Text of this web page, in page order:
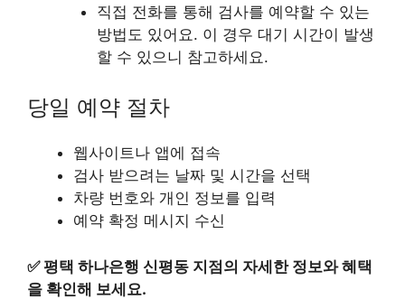
직접 전화를 통해 검사를 예약할 수 있는
방법도 있어요. 이 경우 대기 시간이 발생
할 수 있으니 참고하세요.
당일 예약 절차
웹사이트나 앱에 접속
검사 받으려는 날짜 및 시간을 선택
차량 번호와 개인 정보를 입력
예약 확정 메시지 수신
✅평택 하나은행 신평동 지점의 자세한 정보와 혜택
을 확인해 보세요.